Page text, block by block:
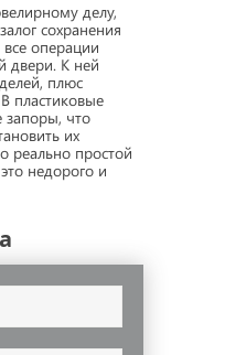
делу,
сохранения
операции
двери. К ней
плюс
пластиковые
что
их
реально простой
недорого и